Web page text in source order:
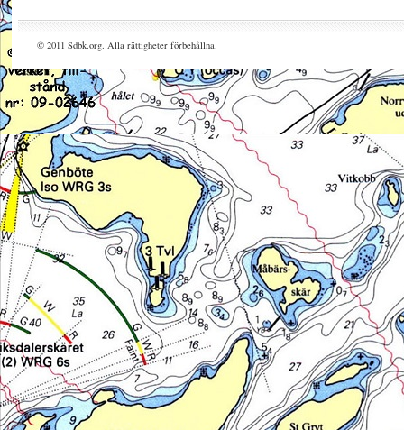
© 2011 Sdbk.org. Alla rättigheter förbehållna.